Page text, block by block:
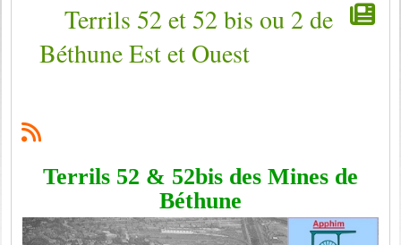
Terrils 52 et 52 bis ou 2 de
Béthune Est et Ouest
Terrils 52 & 52bis des Mines de
Béthune